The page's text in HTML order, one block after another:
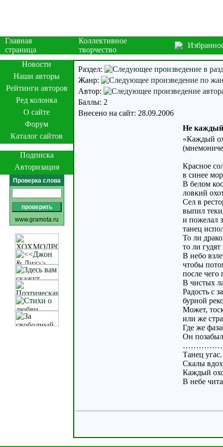
Главная
страница
Коллективное
творчество
Новости
Наши авторы
Рейтинги авторов
Ред колонка
О сайте
Форум
Каталог сайтов
Подписка
Авторизация
Проверка слова
www.gramota.ru
Раздел:
Жанр:
Автор:
Баллы: 2
Внесено на сайт: 28.09.2006
Не каждый
«Каждый
Красное
в синее
В белом
ловкий
Сел в
выпил
и пожелал
танец
То ли
то ли
В небо
чтобы
после чего
В чистых
Радость с
бурной
Может,
или же
Где же
Он
Танец
Скалы
Каждый
В небе